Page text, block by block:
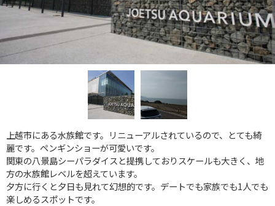
上越市にある水族館です。リニューアルされているので、とても綺
麗です。ペンギンショーが可愛いです。
関東の八景島シーパラダイスと提携しておりスケールも大きく、地
方の水族館レベルを超えています。
夕方に行くと夕日も見れて幻想的です。デートでも家族でも1人でも
楽しめるスポットです。